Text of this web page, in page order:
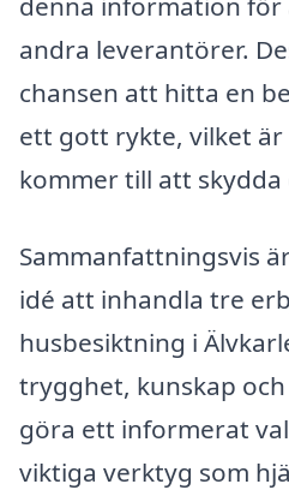
andra leverantörer.
chansen att hitta en
ett gott rykte, vilket
kommer till att
Sammanfattningsvis
idé att inhandla tre
husbesiktning i
trygghet, kunskap
göra ett informerat
viktiga verktyg som